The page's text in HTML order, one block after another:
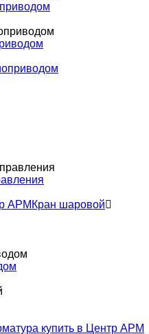
Кран шаровой